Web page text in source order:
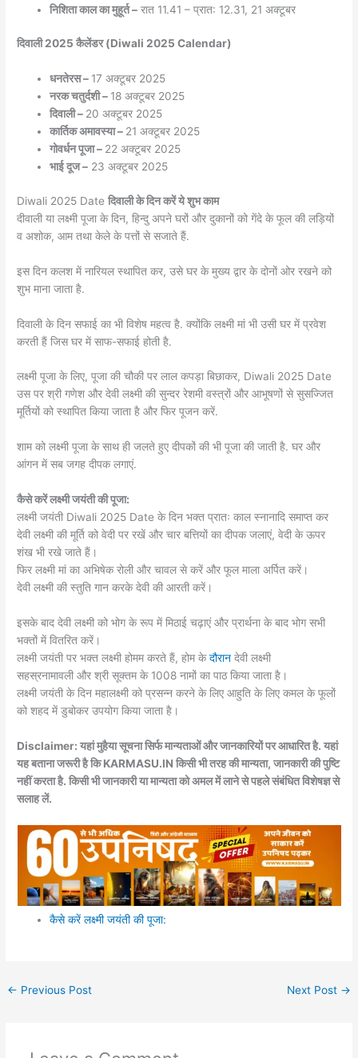
निशिता काल का मुहूर्त – रात 11.41 – प्रात: 12.31, 21 अक्टूबर
दिवाली 2025 कैलेंडर (Diwali 2025 Calendar)
धनतेरस – 17 अक्टूबर 2025
नरक चतुर्दशी – 18 अक्टूबर 2025
दिवाली – 20 अक्टूबर 2025
कार्तिक अमावस्या – 21 अक्टूबर 2025
गोवर्धन पूजा – 22 अक्टूबर 2025
भाई दूज – 23 अक्टूबर 2025
Diwali 2025 Dateदिवाली के दिन करें ये शुभ काम
दीवाली या लक्ष्मी पूजा के दिन, हिन्दु अपने घरों और दुकानों को गेंदे के फूल की लड़ियों
व अशोक, आम तथा केले के पत्तों से सजाते हैं.
इस दिन कलश में नारियल स्थापित कर, उसे घर के मुख्य द्वार के दोनों ओर रखने को
शुभ माना जाता है.
दिवाली के दिन सफाई का भी विशेष महत्व है. क्योंकि लक्ष्मी मां भी उसी घर में प्रवेश
करती हैं जिस घर में साफ-सफाई होती है.
लक्ष्मी पूजा के लिए, पूजा की चौकी पर लाल कपड़ा बिछाकर, Diwali 2025 Date
उस पर श्री गणेश और देवी लक्ष्मी की सुन्दर रेशमी वस्त्रों और आभूषणों से सुसज्जित
मूर्तियों को स्थापित किया जाता है और फिर पूजन करें.
शाम को लक्ष्मी पूजा के साथ ही जलते हुए दीपकों की भी पूजा की जाती है. घर और
आंगन में सब जगह दीपक लगाएं.
कैसे करें लक्ष्मी जयंती की पूजा:
लक्ष्मी जयंती Diwali 2025 Date के दिन भक्त प्रातः काल स्नानादि समाप्त कर
देवी लक्ष्मी की मूर्ति को वेदी पर रखें और चार बत्तियों का दीपक जलाएं, वेदी के ऊपर
शंख भी रखे जाते हैं।
फिर लक्ष्मी मां का अभिषेक रोली और चावल से करें और फूल माला अर्पित करें।
देवी लक्ष्मी की स्तुति गान करके देवी की आरती करें।
इसके बाद देवी लक्ष्मी को भोग के रूप में मिठाई चढ़ाएं और प्रार्थना के बाद भोग सभी
भक्तों में वितरित करें।
लक्ष्मी जयंती पर भक्त लक्ष्मी होमम करते हैं, होम केदौरानदेवी लक्ष्मी
सहस्रनामावली और श्री सूक्तम के 1008 नामों का पाठ किया जाता है।
लक्ष्मी जयंती के दिन महालक्ष्मी को प्रसन्न करने के लिए आहुति के लिए कमल के फूलों
को शहद में डुबोकर उपयोग किया जाता है।
Disclaimer: यहां मुहैया सूचना सिर्फ मान्यताओं और जानकारियों पर आधारित है. यहां
यह बताना जरूरी है कि KARMASU.IN किसी भी तरह की मान्यता, जानकारी की पुष्टि
नहीं करता है. किसी भी जानकारी या मान्यता को अमल में लाने से पहले संबंधित विशेषज्ञ से
सलाह लें.
कैसे करें लक्ष्मी जयंती की पूजा:
← Previous Post Next Post →